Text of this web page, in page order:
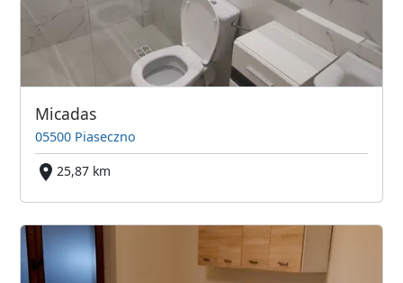
Micadas
05500 Piaseczno
25,87 km